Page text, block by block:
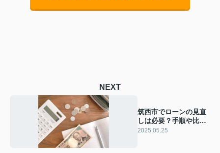
NEXT
筑西市でローンの見直
しは必要？手順や比較
方法をご紹介
2025.05.25